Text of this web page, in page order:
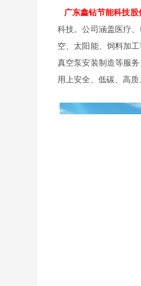
广东鑫钻节能科技股
科技。公司涵盖医疗
空、太阳能、饲料加
真空泵安装制造等服
用上安全、低碳、高质